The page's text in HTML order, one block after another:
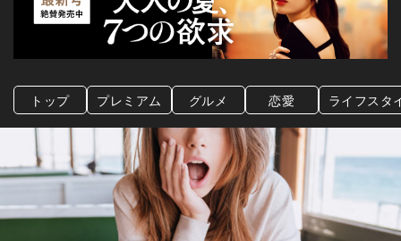
トップ プレミアム グルメ 恋愛 ライフスタ